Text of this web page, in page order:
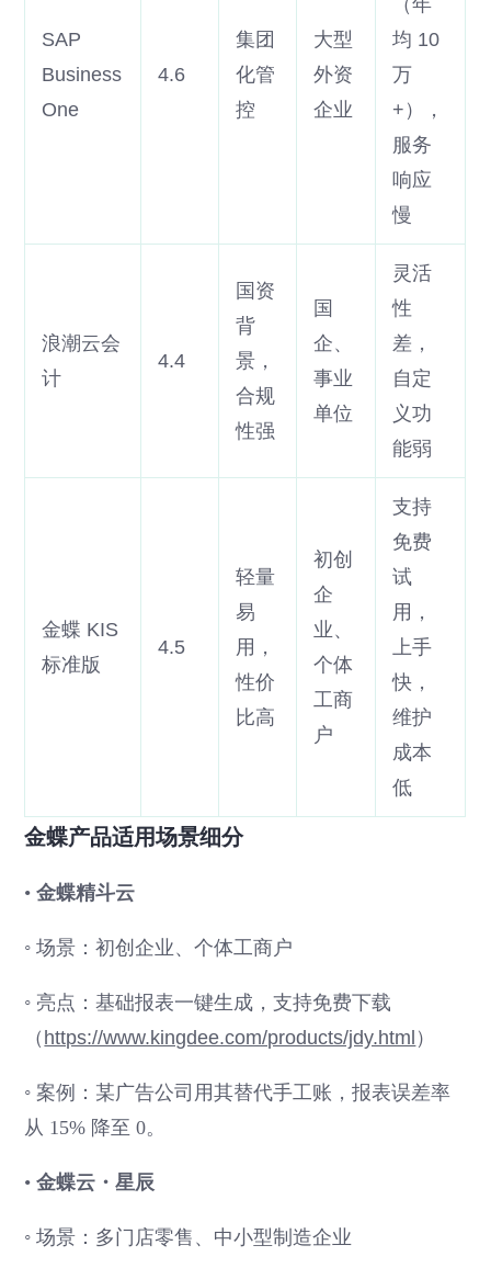
SAP
Business
One
4.6
集团
化管
控
大型
外资
企业
均 10
万
+），
服务
响应
慢
浪潮云会
计
4.4
国资
背
景，
合规
性强
国
企、
事业
单位
灵活
性
差，
自定
义功
能弱
金蝶 KIS
标准版
4.5
轻量
易
用，
性价
比高
初创
企
业、
个体
工商
户
支持
免费
试
用，
上手
快，
维护
成本
低
金蝶产品适用场景细分
•金蝶精斗云
◦ 场景：初创企业、个体工商户
◦ 亮点：基础报表一键生成，支持免费下载
（ https://www.kingdee.com/products/jdy.html ）
◦ 案例：某广告公司用其替代手工账，报表误差率
从 15% 降至 0。
•金蝶云・星辰
◦ 场景：多门店零售、中小型制造企业